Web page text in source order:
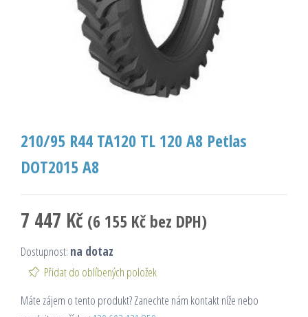
210/95 R44 TA120 TL 120 A8 Petlas
DOT2015 A8
7 447 Kč (6 155 Kč bez DPH)
Dostupnost: na dotaz
Přidat do oblíbených položek
Máte zájem o tento produkt? Zanechte nám kontakt níže nebo